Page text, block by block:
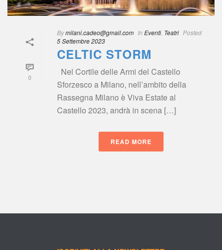
0
Bymilani.cadeo@gmail.com In Eventi Teatri Posted
5 Settembre 2023
CELTIC STORM
Nel Cortile delle Armi del Castello
Sforzesco a Milano, nell’ambito della
Rassegna Milano è Viva Estate al
Castello 2023, andrà in scena […]
READ MORE